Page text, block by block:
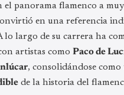
el panorama flamenco a
en una referencia
lo largo de su carrera ha
artistas como Paco de
, consolidándose como
de la historia del